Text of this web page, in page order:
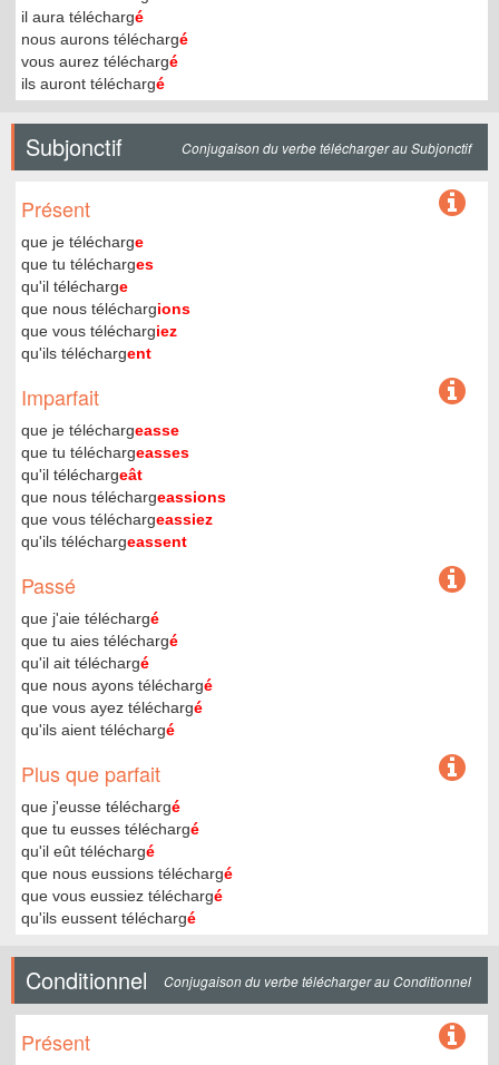
il aura téléchargé
nous aurons téléchargé
vous aurez téléchargé
ils auront téléchargé
Subjonctif Conjugaison du verbe télécharger au Subjonctif
Présent
que je télécharge
que tu télécharges
qu'il télécharge
que nous téléchargions
que vous téléchargiez
qu'ils téléchargent
Imparfait
que je téléchargeasse
que tu téléchargeasses
qu'il téléchargeât
que nous téléchargeassions
que vous téléchargeassiez
qu'ils téléchargeassent
Passé
que j'aie téléchargé
que tu aies téléchargé
qu'il ait téléchargé
que nous ayons téléchargé
que vous ayez téléchargé
qu'ils aient téléchargé
Plus que parfait
que j'eusse téléchargé
que tu eusses téléchargé
qu'il eût téléchargé
que nous eussions téléchargé
que vous eussiez téléchargé
qu'ils eussent téléchargé
Conditionnel Conjugaison du verbe télécharger au Conditionnel
Présent